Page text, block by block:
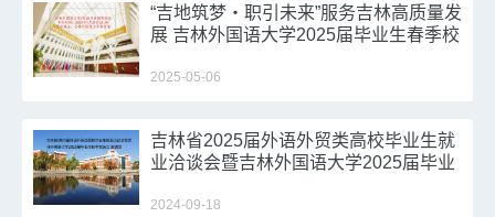
“吉地筑梦・职引未来”服务吉林高质量发
展 吉林外国语大学2025届毕业生春季校
2025-05-06
吉林省2025届外语外贸类高校毕业生就
业洽谈会暨吉林外国语大学2025届毕业
2024-09-18